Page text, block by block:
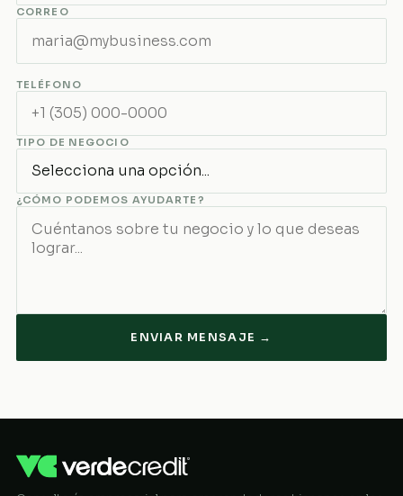
CORREO
TELÉFONO
TIPO DE NEGOCIO
¿CÓMO PODEMOS AYUDARTE?
ENVIAR MENSAJE →